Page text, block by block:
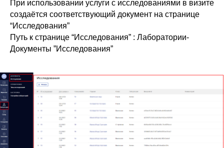
При использовании услуги с исследованиями в визите
создаётся соответствующий документ на странице
“Исследования”
Путь к странице “Исследования” : Лаборатории-
Документы ”Исследования”